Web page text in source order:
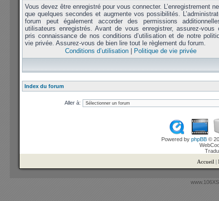
Vous devez être enregistré pour vous connecter. L’enregistrement
que quelques secondes et augmente vos possibilités.
forum peut également accorder des permissions
utilisateurs enregistrés. Avant de vous enregistrer, assurez-vous
pris connaissance de nos conditions d’utilisation et de notre
vie privée. Assurez-vous de bien lire tout le règlement du forum.
Conditions d’utilisation
Politique de vie privée
Index du forum
Aller à:
Powered by phpBB ©
Accueil |